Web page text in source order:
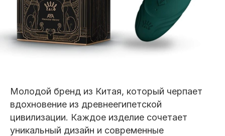
Молодой бренд из Китая, который черпает
вдохновение из древнеегипетской
цивилизации. Каждое изделие сочетает
уникальный дизайн и современные